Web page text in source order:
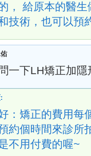
， 給原本的醫
技術，也可以預
一下LH矯正加
：矯正的費用每
約個時間來診所
不用付費的喔~